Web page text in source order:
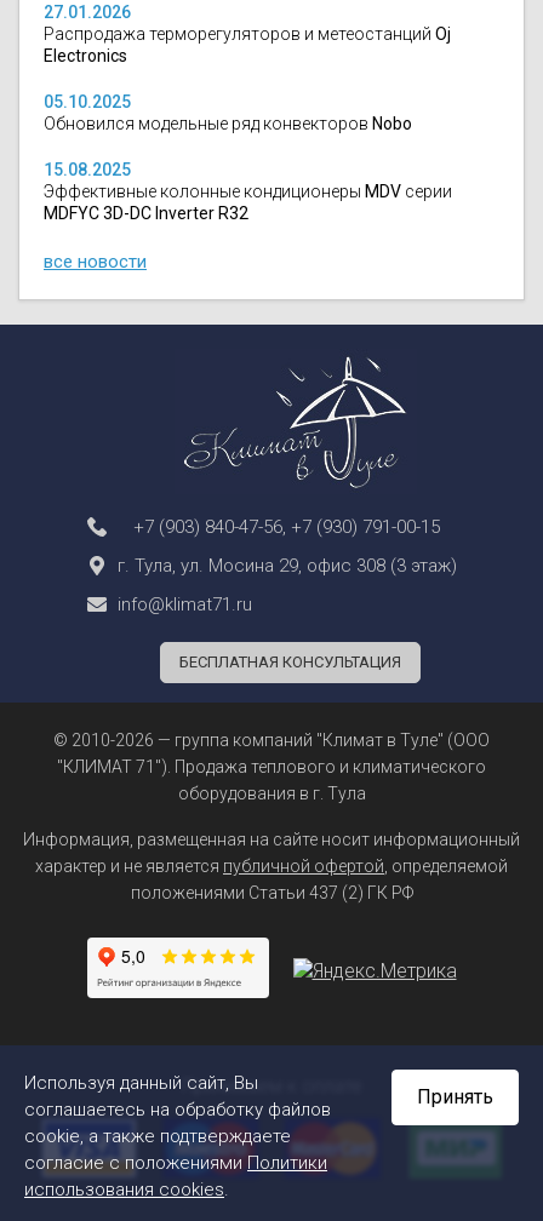
27.01.2026
Распродажа терморегуляторов и метеостанций Oj
Electronics
05.10.2025
Обновился модельные ряд конвекторов Nobo
15.08.2025
Эффективные колонные кондиционеры MDV серии
MDFYC 3D-DC Inverter R32
все новости
+7 (903) 840-47-56 +7 (930) 791-00-15
г. Тула, ул. Мосина 29, офис 308 (3 этаж)
info@klimat71.ru
БЕСПЛАТНАЯ КОНСУЛЬТАЦИЯ
© 2010-2026 — группа компаний "Климат в Туле" (ООО
"КЛИМАТ 71"). Продажа теплового и климатического
оборудования в г. Тула
Информация, размещенная на сайте носит информационный
характер и не является публичной офертой , определяемой
положениями Статьи 437 (2) ГК РФ
Принимаем к оплате
Используя данный сайт, Вы
соглашаетесь на обработку файлов
cookie, а также подтверждаете
согласие с положениями Политики
использования cookies.
Принять